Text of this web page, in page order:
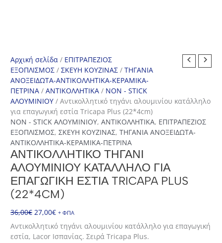
Αρχική σελίδα / ΕΠΙΤΡΑΠΕΖΙΟΣ
ΕΞΟΠΛΙΣΜΟΣ /ΣΚΕΥΗ ΚΟΥΖΙΝΑΣ /ΤΗΓΑΝΙΑ
ΑΝΟΞΕΙΔΩΤΑ-ΑΝΤΙΚΟΛΛΗΤΙΚΑ-ΚΕΡΑΜΙΚΑ-
ΠΕΤΡΙΝΑ /ΑΝΤΙΚΟΛΛΗΤΙΚΑ / NON - STICK
ΑΛΟΥΜΙΝΙΟΥ / Αντικολλητικό τηγάνι αλουμινίου κατάλληλο
για επαγωγική εστία Tricapa Plus (22*4cm)
NON - STICK ΑΛΟΥΜΙΝΙΟΥ,ΑΝΤΙΚΟΛΛΗΤΙΚΑ, ΕΠΙΤΡΑΠΕΖΙΟΣ
ΕΞΟΠΛΙΣΜΟΣ,ΣΚΕΥΗ ΚΟΥΖΙΝΑΣ,ΤΗΓΑΝΙΑ ΑΝΟΞΕΙΔΩΤΑ-
ΑΝΤΙΚΟΛΛΗΤΙΚΑ-ΚΕΡΑΜΙΚΑ-ΠΕΤΡΙΝΑ
ΑΝΤΙΚΟΛΛΗΤΙΚΌ ΤΗΓΆΝΙ
ΑΛΟΥΜΙΝΊΟΥ ΚΑΤΆΛΛΗΛΟ ΓΙΑ
ΕΠΑΓΩΓΙΚΉ ΕΣΤΊΑ TRICAPA PLUS
(22*4CM)
36,00€ Original
price
was:
27,00€Η
τρέχουσα
τιμή
+ ΦΠΑ
Αντικολλητικό τηγάνι αλουμινίου κατάλληλο για επαγωγική
εστία, Lacor Ισπανίας. Σειρά Tricapa Plus.